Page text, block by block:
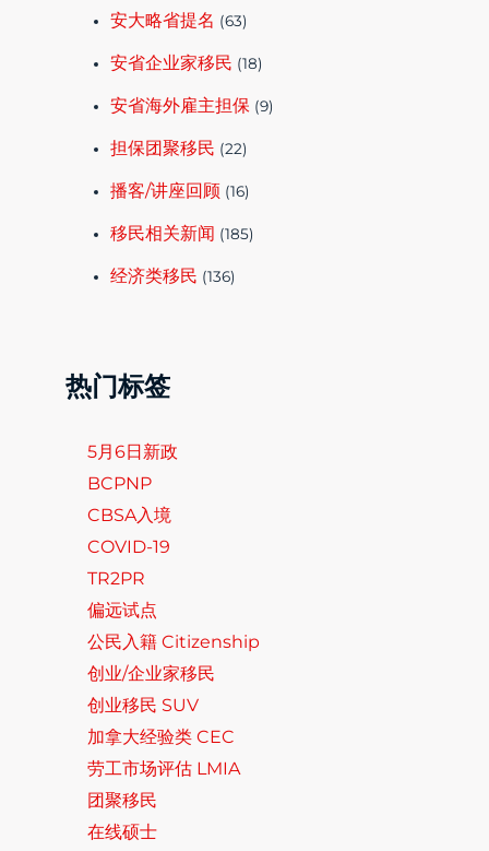
安大略省提名 (63)
安省企业家移民 (18)
安省海外雇主担保 (9)
担保团聚移民 (22)
播客/讲座回顾 (16)
移民相关新闻 (185)
经济类移民 (136)
热门标签
5月6日新政
BCPNP
CBSA入境
COVID-19
TR2PR
偏远试点
公民入籍 Citizenship
创业/企业家移民
创业移民 SUV
加拿大经验类 CEC
劳工市场评估 LMIA
团聚移民
在线硕士